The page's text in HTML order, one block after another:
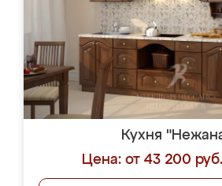
Кухня
Цена: от 43 200